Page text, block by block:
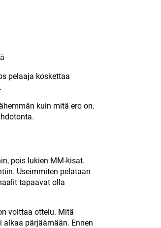
pelaaja koskettaa
kuin mitä ero on.
pois lukien MM-kisat.
Useimmiten pelataan
tapaavat olla
voittaa ottelu. Mitä
pärjäämään. Ennen